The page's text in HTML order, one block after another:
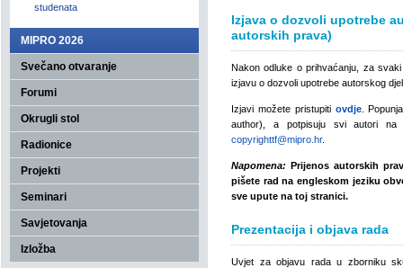
studenata
MIPRO 2026
Svečano otvaranje
Forumi
Okrugli stol
Radionice
Projekti
Seminari
Savjetovanja
Izložba
Izjava o dozvoli upotrebe
autorskih prava)
Nakon odluke o prihvaćanju, za
izjavu o dozvoli upotrebe autorskog
Izjavi možete pristupiti ovdje.
author), a potpisuju svi autori na
copyrighttf@mipro.hr.
Napomena: Prijenos autorskih
pišete rad na engleskom jeziku
sve upute na toj stranici.
Prezentacija i objava rada
Uvjet za objavu rada u zborniku